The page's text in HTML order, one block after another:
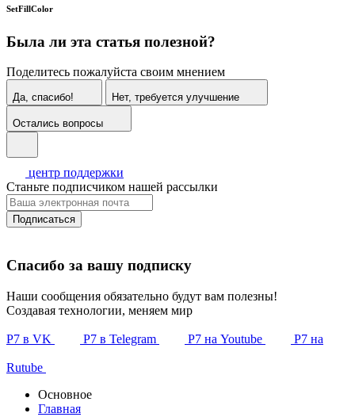
SetFillColor
Была ли эта статья полезной?
Поделитесь пожалуйста своим мнением
Да, спасибо! Нет, требуется улучшение
Остались вопросы
центр поддержки
Станьте подписчиком нашей рассылки
Подписаться
Спасибо за вашу подписку
Наши сообщения обязательно будут вам полезны!
Создавая технологии, меняем мир
Р7 в VK Р7 в Telegram Р7 на Youtube Р7 на
Rutube
Основное
Главная